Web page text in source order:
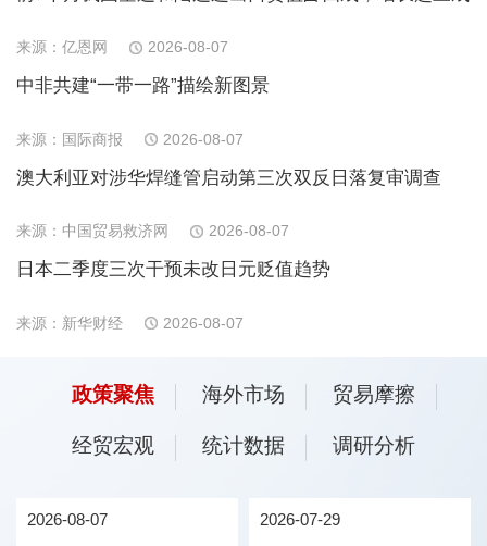
来源：亿恩网 2026-08-07
中非共建“一带一路”描绘新图景
来源：国际商报 2026-08-07
澳大利亚对涉华焊缝管启动第三次双反日落复审调查
来源：中国贸易救济网 2026-08-07
日本二季度三次干预未改日元贬值趋势
来源：新华财经 2026-08-07
政策聚焦 海外市场 贸易摩擦
经贸宏观 统计数据 调研分析
2026-08-07 2026-07-29